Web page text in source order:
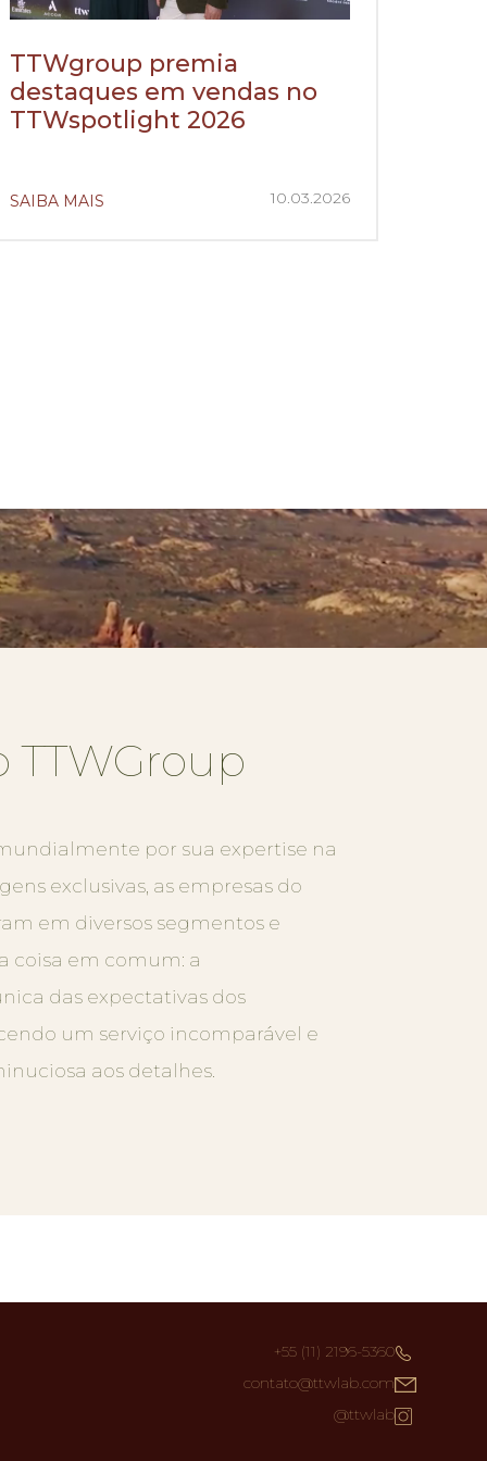
TTWgroup premia
destaques em vendas no
TTWspotlight 2026
SAIBA MAIS 10.03.2026
TTWGroup
por sua expertise na
exclusivas, as empresas do
em diversos segmentos e
coisa em comum: a
das expectativas dos
um serviço incomparável e
aos detalhes.
+55 (11) 2196-5360
contato@ttwlab.com
@ttwlab